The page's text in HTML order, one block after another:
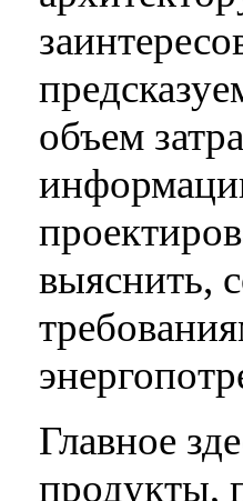
объем
выяснить,
Главное
продукты,